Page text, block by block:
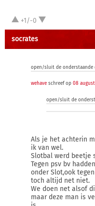
+1/-0
socrates
open/sluit de onderstaande
wehave schreef op 08
open/sluit de
Als je het achterin
ik van wel.
Slotbal werd beetje
Tegen psv bv
onder Slot,ook
toch altijd net niet.
We doen net alsof
maar deze man is